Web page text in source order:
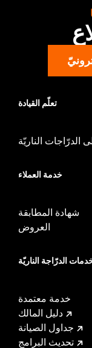
Seat,
تعلّم القيادة
الدرّاجات الناريّة
خدمة العملاء
شهادة المطابقة
العروض
الدرّاجة الناريّة
خدمة معتمدة
دليل المالك
جداول الصيانة
تحديث البرامج